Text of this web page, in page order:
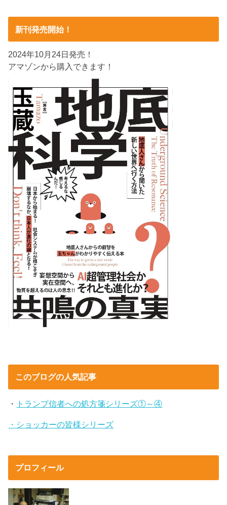
新刊発売開始！
2024年10月24日発売！
アマゾンから購入できます！
このブログの人気記事
・ トランプ信者への処方箋シリーズ①～④
・ショッカーの皆様シリーズ
プロフィール